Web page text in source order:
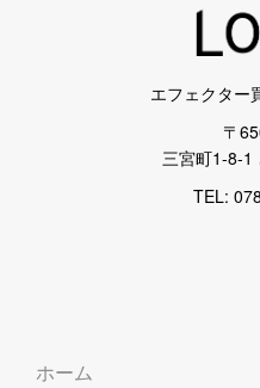
エフェクター
〒
三宮町1-8-1
TEL:
ホーム